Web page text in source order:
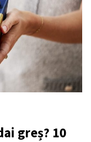
greș? 10